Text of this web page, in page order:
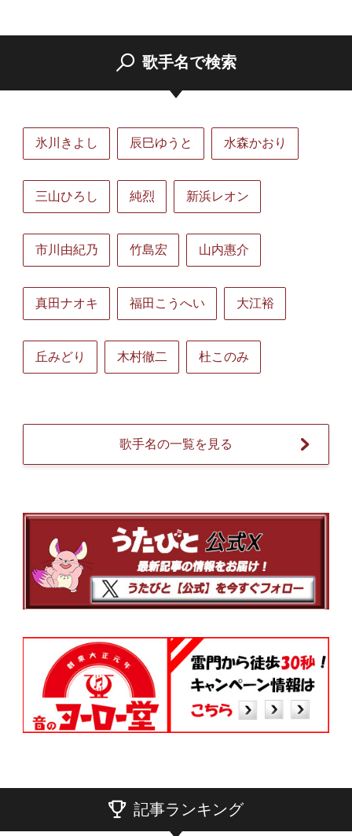
歌手名で検索
氷川きよし 辰巳ゆうと 水森かおり
三山ひろし 純烈 新浜レオン
市川由紀乃 竹島宏 山内惠介
真田ナオキ 福田こうへい 大江裕
丘みどり 木村徹二 杜このみ
歌手名の一覧を見る
記事ランキング